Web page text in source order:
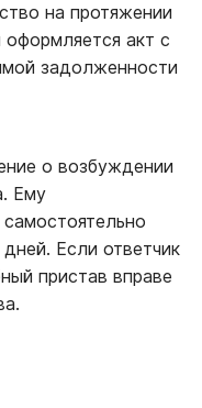
на протяжении
акт с
задолженности
о возбуждении
Ему
Если ответчик
пристав вправе